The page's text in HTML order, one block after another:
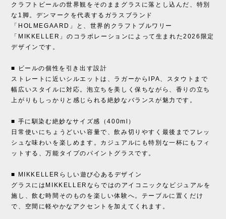
クラフトビールの世界観をそのままグラスに落とし込んだ、特別
な1脚。デンマークを代表するガラスブランド
「HOLMEGAARD」と、世界的クラフトブルワリー
「MIKKELLER」のコラボレーションによって生まれた2026限定
デザインです。
■ ビールの個性を引き出す設計
ストレートに近いシルエットは、ラガーからIPA、スタウトまで
幅広いスタイルに対応。泡立ちを美しく保ちながら、香りの立ち
上がりもしっかりと感じられる絶妙なバランスが魅力です。
■ 手に馴染む絶妙なサイズ感（400ml）
日常使いにちょうどいい容量で、飲み切りやすく最後までフレッ
シュな味わいを楽しめます。カジュアルにも特別な一杯にもフィ
ットする、万能タイプのパイントグラスです。
■ MIKKELLERらしい遊び心あるデザイン
グラスにはMIKKELLERならではのアイコニックなビジュアルを
施し、飲む時間そのものを楽しい体験へ。テーブルに置くだけ
で、空間に軽やかなアクセントを加えてくれます。